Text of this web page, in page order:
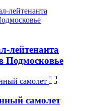
лейтенанта
Подмосковье
самолет